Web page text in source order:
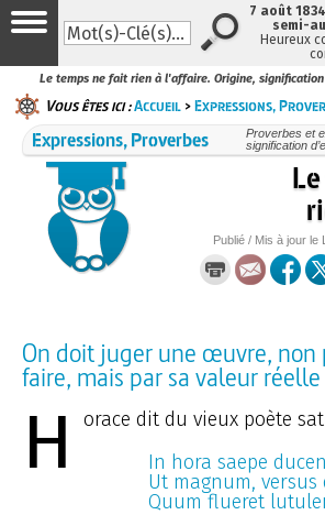
Le temps ne fait rien à l'affaire. Origine,
Vous êtes ici :Accueil >Expressions,
Expressions, Proverbes
Proverbes et
signification
Publié / Mis à jour le
On doit juger une œuvre, non
faire, mais par sa valeur réelle
H
orace dit du vieux poète
In hora saepe
Ut magnum,
Quum flueret
7 août
semi-
Heureux